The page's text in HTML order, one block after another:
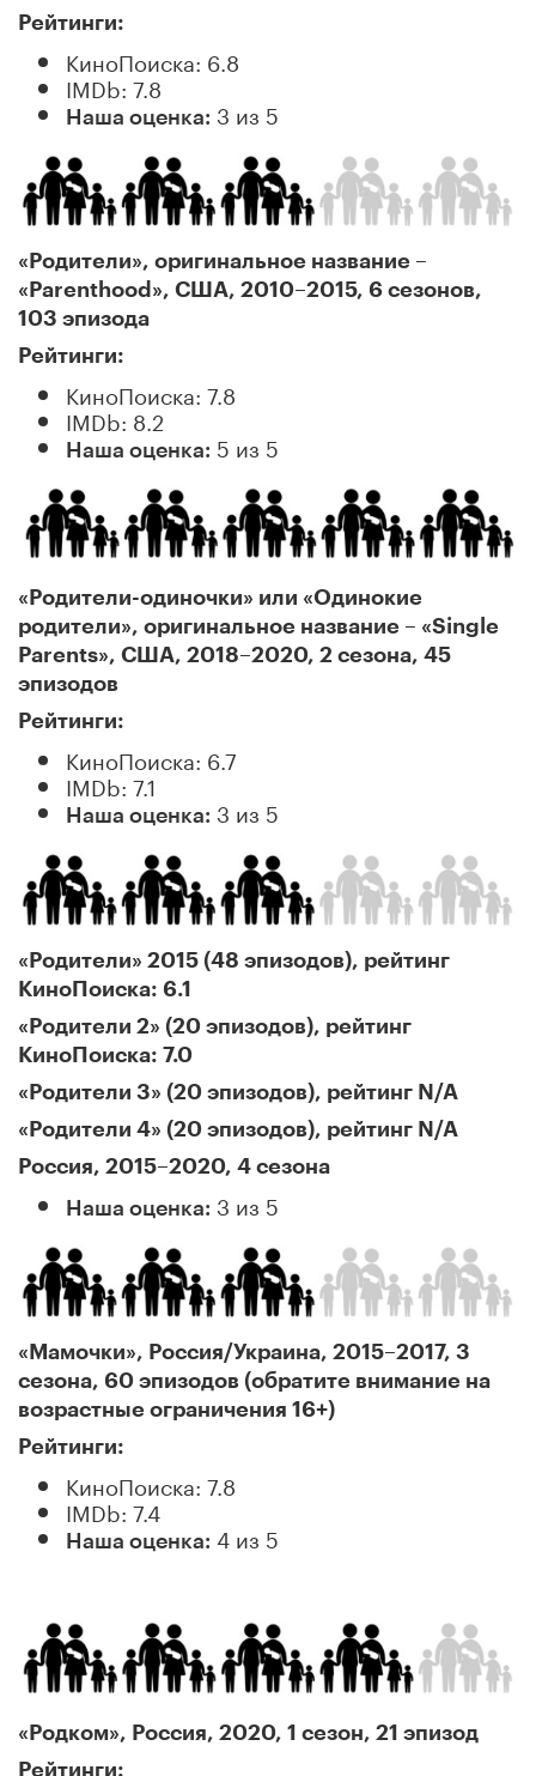
Рейтинги:
КиноПоиска: 6.8
IMDb: 7.8
Наша оценка: 3 из 5
«Родители», оригинальное название –
«Parenthood», США, 2010–2015, 6 сезонов,
103 эпизода
Рейтинги:
КиноПоиска: 7.8
IMDb: 8.2
Наша оценка: 5 из 5
«Родители-одиночки» или «Одинокие
родители», оригинальное название – «Single
Parents», США, 2018–2020, 2 сезона, 45
эпизодов
Рейтинги:
КиноПоиска: 6.7
IMDb: 7.1
Наша оценка: 3 из 5
«Родители» 2015 (48 эпизодов), рейтинг
КиноПоиска: 6.1
«Родители 2» (20 эпизодов), рейтинг
КиноПоиска: 7.0
«Родители 3» (20 эпизодов), рейтинг N/A
«Родители 4» (20 эпизодов), рейтинг N/A
Россия, 2015–2020, 4 сезона
Наша оценка: 3 из 5
«Мамочки», Россия/Украина, 2015–2017, 3
сезона, 60 эпизодов (обратите внимание на
возрастные ограничения 16+)
Рейтинги:
КиноПоиска: 7.8
IMDb: 7.4
Наша оценка: 4 из 5
«Родком», Россия, 2020, 1 сезон, 21 эпизод
Рейтинги: